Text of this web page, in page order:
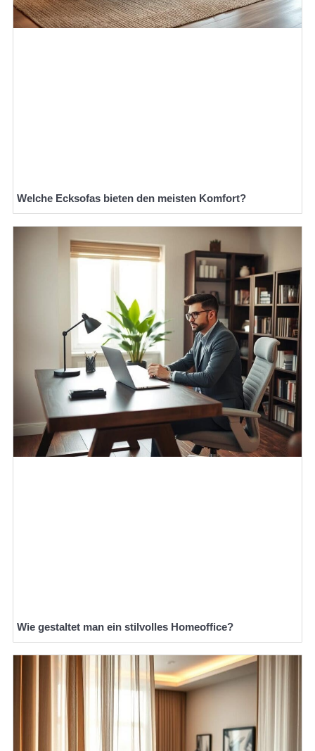
Welche Ecksofas bieten den meisten Komfort?
Wie gestaltet man ein stilvolles Homeoffice?